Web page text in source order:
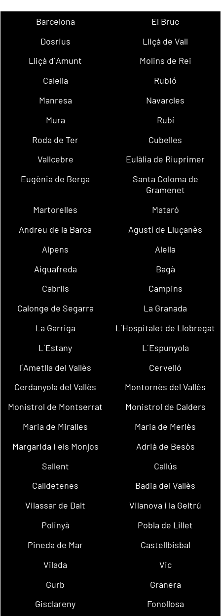
Barcelona
El Bruc
Dosrius
Lliçà de Vall
Lliçà d´Amunt
Molins de Rei
Calella
Rubió
Manresa
Navarcles
Mura
Rubí
Roda de Ter
Cubelles
Vallcebre
Eulàlia de Riuprimer
Eugènia de Berga
Santa Coloma de
Gramenet
Martorelles
Mataró
Andreu de la Barca
Agustí de Lluçanès
Alpens
Alella
Aiguafreda
Bagà
Cabrils
Campins
Calonge de Segarra
La Granada
La Garriga
L´Hospitalet de Llobregat
L´Estany
L´Espunyola
l´Ametlla del Vallès
Cervelló
Cerdanyola del Vallès
Montornès del Vallès
Monistrol de Montserrat
Monistrol de Calders
Maria de Miralles
Maria de Merlès
Margarida i els Monjos
Adrià de Besòs
Sallent
Callús
Calldetenes
Badia del Vallès
Vilassar de Dalt
Vilanova i la Geltrú
Polinyà
Pobla de Lillet
Pineda de Mar
Castellbisbal
Vilada
Vic
Gurb
Granera
Gisclareny
Fonollosa